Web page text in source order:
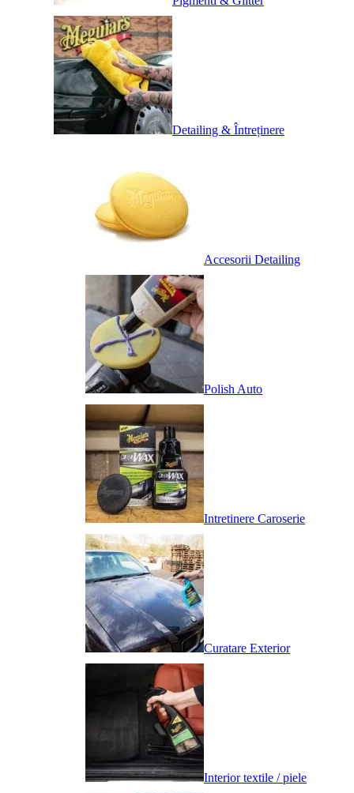
Detailing & Întreținere
Accesorii Detailing
Polish Auto
Intretinere Caroserie
Curatare Exterior
Interior textile / piele